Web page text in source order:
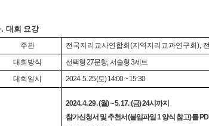
. 대회 요강
주관 전국지리교사연합회 (지역지리교과연구회 ),
대회방식
선택형27문항,서술형3세트
대회일시
2024. 5. 25(토) 14:00 ~ 15:30
2024. 4. 29. (월) ~ 5. 17. (금) 24시까지
참가신청서 및 추천서(붙임파일1양식 참고)를